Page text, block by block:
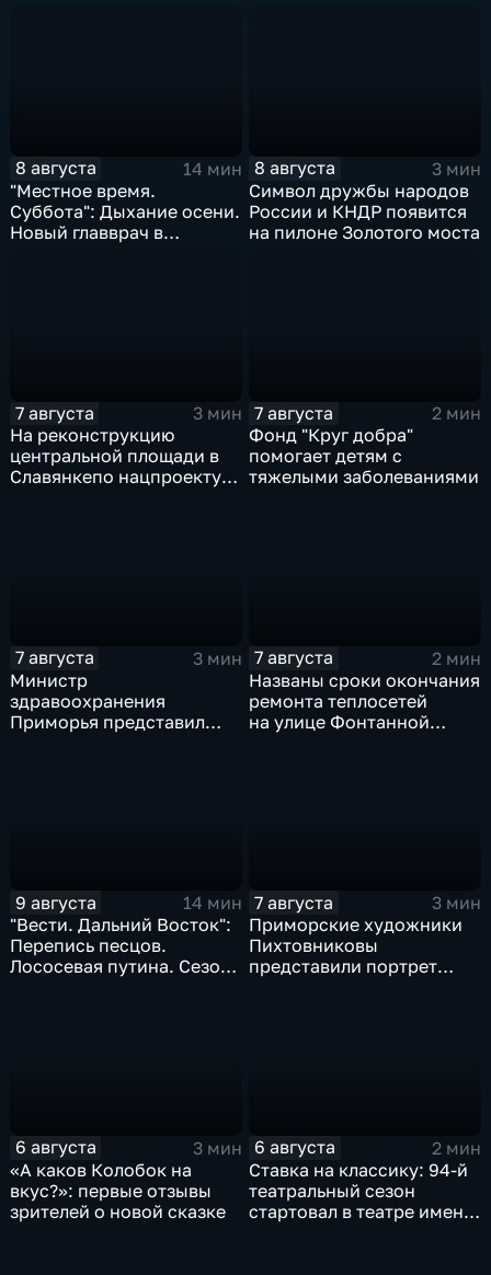
8 августа
14 мин
"Местное время.
Суббота": Дыхание осени.
Новый главврач в
8 августа
3 мин
Символ дружбы народов
России и КНДР появится
на пилоне Золотого моста
7 августа
3 мин
На реконструкцию
центральной площади в
Славянкепо нацпроекту
7 августа
2 мин
Фонд "Круг добра"
помогает детям с
тяжелыми заболеваниями
7 августа
3 мин
Министр
здравоохранения
Приморья представил
7 августа
2 мин
Названы сроки окончания
ремонта теплосетей
на улице Фонтанной
9 августа
14 мин
"Вести. Дальний Восток":
Перепись песцов.
Лососевая путина. Сезон
7 августа
3 мин
Приморские художники
Пихтовниковы
представили портрет
6 августа
3 мин
«А каков Колобок на
вкус?»: первые отзывы
зрителей о новой сказке
6 августа
2 мин
Ставка на классику: 94-й
театральный сезон
стартовал в театре имени